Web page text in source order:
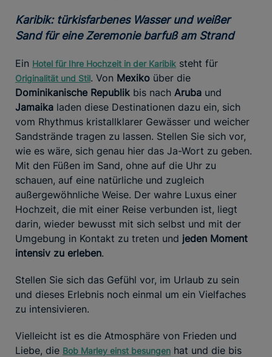
Karibik: türkisfarbenes Wasser und weißer
Sand für eine Zeremonie barfuß am Strand
Ein Hotel für Ihre Hochzeit in der Karibik steht für
Originalität und Stil. Von Mexiko über die
Dominikanische Republik bis nach Aruba und
Jamaika laden diese Destinationen dazu ein, sich
vom Rhythmus kristallklarer Gewässer und weicher
Sandstrände tragen zu lassen. Stellen Sie sich vor,
wie es wäre, sich genau hier das Ja-Wort zu geben.
Mit den Füßen im Sand, ohne auf die Uhr zu
schauen, auf eine natürliche und zugleich
außergewöhnliche Weise. Der wahre Luxus einer
Hochzeit, die mit einer Reise verbunden ist, liegt
darin, wieder bewusst mit sich selbst und mit der
Umgebung in Kontakt zu treten und jeden Moment
intensiv zu erleben.
Stellen Sie sich das Gefühl vor, im Urlaub zu sein
und dieses Erlebnis noch einmal um ein Vielfaches
zu intensivieren.
Vielleicht ist es die Atmosphäre von Frieden und
Liebe, die Bob Marley einst besungen hat und die bis